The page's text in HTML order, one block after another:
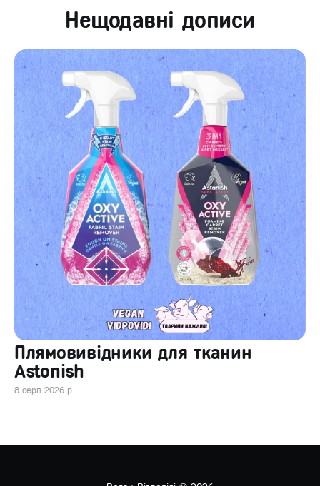
Нещодавні дописи
Плямовивідники для тканин
Astonish
8 серп 2026 р.